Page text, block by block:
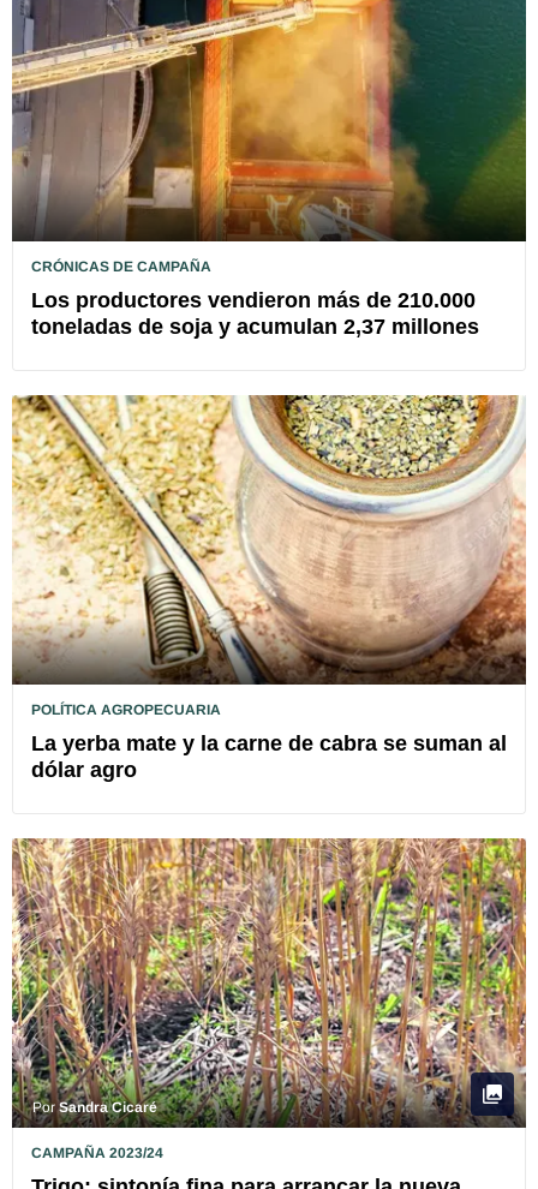
CRÓNICAS DE CAMPAÑA
Los productores vendieron más de 210.000
toneladas de soja y acumulan 2,37 millones
POLÍTICA AGROPECUARIA
La yerba mate y la carne de cabra se suman al
dólar agro
PorSandra Cicaré
CAMPAÑA 2023/24